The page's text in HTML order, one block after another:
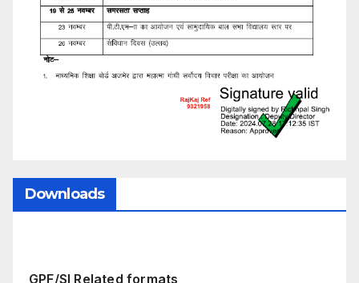
Downloads
GPF/SI Related formats